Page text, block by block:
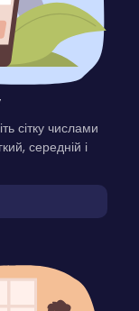
сітку числами
середній і